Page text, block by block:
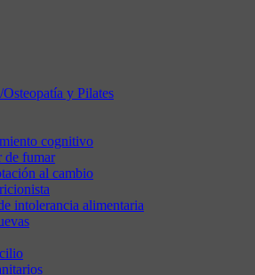
y Pilates
cognitivo
de fumar
al cambio
intolerancia alimentaria